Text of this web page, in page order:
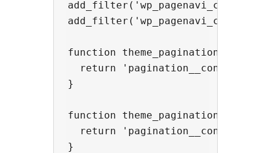
function
return 'pagination__control-
}
function
return 'pagination__control-
}